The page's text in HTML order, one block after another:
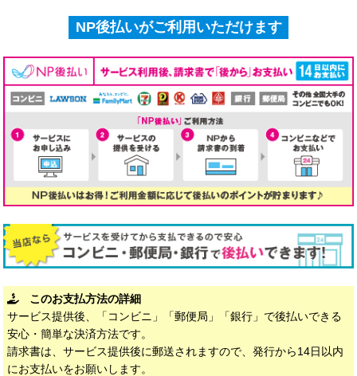
NP後払いがご利用いただけます
このお支払方法の詳細
サービス提供後、「コンビニ」「郵便局」「銀行」で後払いできる
安心・簡単な決済方法です。
請求書は、サービス提供後に郵送されますので、発行から14日以内
にお支払いをお願いします。